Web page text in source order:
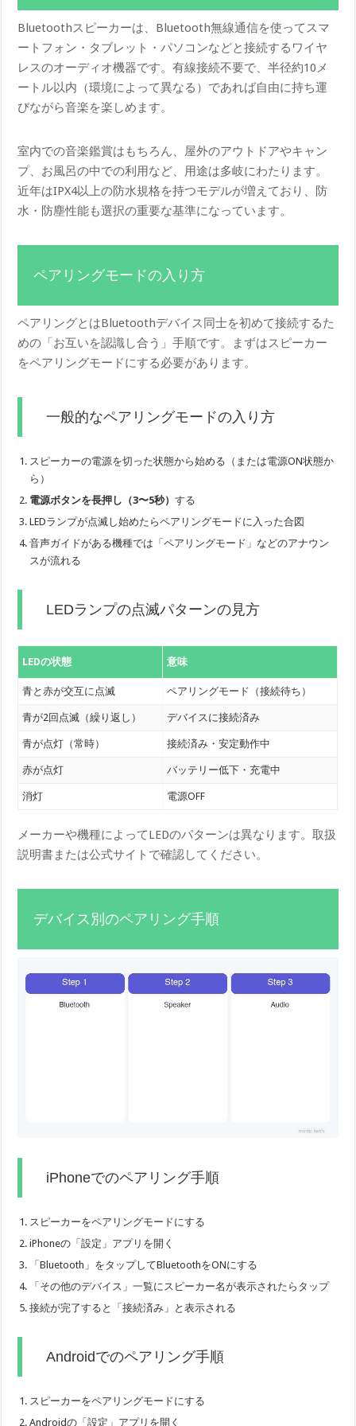
Bluetoothスピーカーは、Bluetooth無線通信を使ってスマ
ートフォン・タブレット・パソコンなどと接続するワイヤ
レスのオーディオ機器です。有線接続不要で、半径約10メ
ートル以内（環境によって異なる）であれば自由に持ち運
びながら音楽を楽しめます。
室内での音楽鑑賞はもちろん、屋外のアウトドアやキャン
プ、お風呂の中での利用など、用途は多岐にわたります。
近年はIPX4以上の防水規格を持つモデルが増えており、防
水・防塵性能も選択の重要な基準になっています。
ペアリングモードの入り方
ペアリングとはBluetoothデバイス同士を初めて接続するた
めの「お互いを認識し合う」手順です。まずはスピーカー
をペアリングモードにする必要があります。
一般的なペアリングモードの入り方
スピーカーの電源を切った状態から始める（または電源ON状態か
ら）
電源ボタンを長押し（3〜5秒）する
LEDランプが点滅し始めたらペアリングモードに入った合図
音声ガイドがある機種では「ペアリングモード」などのアナウン
スが流れる
LEDランプの点滅パターンの見方
LEDの状態 意味
青と赤が交互に点滅 ペアリングモード（接続待ち）
青が2回点滅（繰り返し） デバイスに接続済み
青が点灯（常時） 接続済み・安定動作中
赤が点灯 バッテリー低下・充電中
消灯 電源OFF
メーカーや機種によってLEDのパターンは異なります。取扱
説明書または公式サイトで確認してください。
デバイス別のペアリング手順
iPhoneでのペアリング手順
スピーカーをペアリングモードにする
iPhoneの「設定」アプリを開く
「Bluetooth」をタップしてBluetoothをONにする
「その他のデバイス」一覧にスピーカー名が表示されたらタップ
接続が完了すると「接続済み」と表示される
Androidでのペアリング手順
スピーカーをペアリングモードにする
Androidの「設定」アプリを開く